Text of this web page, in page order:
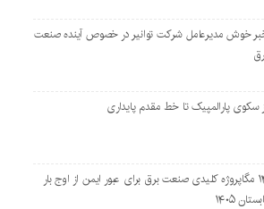
خوش مدیرعامل شرکت توانیر در خصوص آینده صنعت
سکوی پارالمپیک تا خط مقدم پایداری
۱۴ مگاپروژه‌ کلیدی صنعت برق برای عبور ایمن از اوج بار
۱۴۰۵